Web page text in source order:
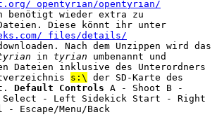
opentyrian/opentyrian/
benötigt wieder extra zu
Diese könnt ihr unter
files/details/
Nach dem Unzippen wird das
in tyrian umbenannt und
Dateien inklusive des Unterordners
s:\
der SD-Karte des
Default Controls A - Shoot B -
Select - Left Sidekick Start - Right
- Escape/Menu/Back